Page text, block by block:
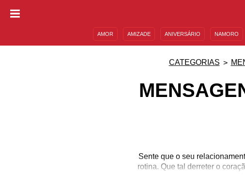
AMOR AMIZADE ANIVERSÁRIO NAMORO
CATEGORIAS
Sente que o seu
rotina. Que tal derreter o